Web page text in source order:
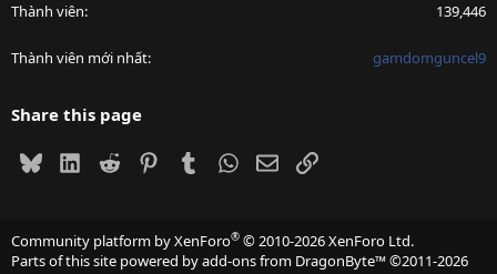
Thành viên 139,446
Thành viên mới nhất gamdomguncel9
Share this page
BlueskyLinkedIn
Reddit PinterestTumblrWhatsApp
EmailLink
Community platform by XenForo® © 2010-2026 XenForo Ltd.
Parts of this site powered byadd-ons from DragonByte™©2011-2026